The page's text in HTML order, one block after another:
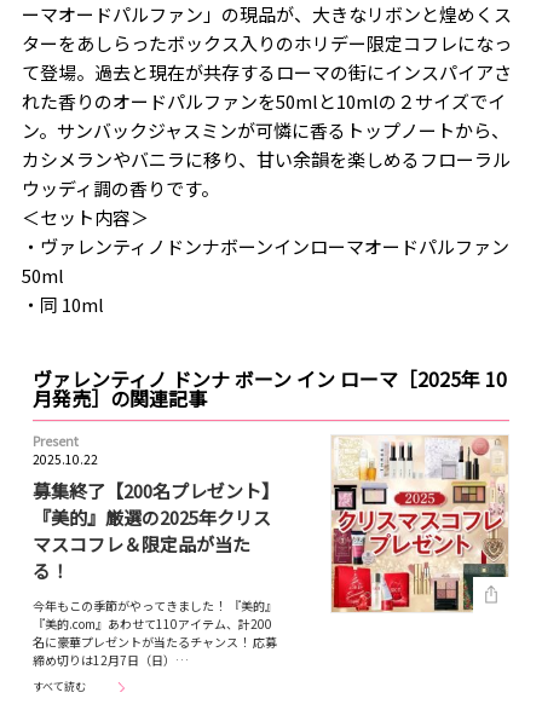
ーマオードパルファン」の現品が、大きなリボンと煌めくス
ターをあしらったボックス入りのホリデー限定コフレになっ
て登場。過去と現在が共存するローマの街にインスパイアさ
れた香りのオードパルファンを50mlと10mlの２サイズでイ
ン。サンバックジャスミンが可憐に香るトップノートから、
カシメランやバニラに移り、甘い余韻を楽しめるフローラル
ウッディ調の香りです。
＜セット内容＞
・ヴァレンティノドンナボーンインローマオードパルファン
50ml
・同 10ml
ヴァレンティノ ドンナ ボーン イン ローマ［2025年 10
月発売］の関連記事
Present
2025.10.22
募集終了【200名プレゼント】
『美的』厳選の2025年クリス
マスコフレ＆限定品が当た
る！
今年もこの季節がやってきました！ 『美的』
『美的.com』あわせて110アイテム、計200
名に豪華プレゼントが当たるチャンス！ 応募
締め切りは12月7日（日）…
すべて読む